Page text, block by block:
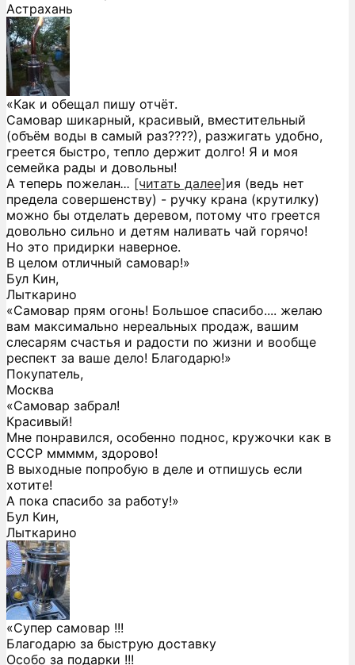
Астрахань
«Как и обещал пишу отчёт.
Самовар шикарный, красивый, вместительный
(объём воды в самый раз????), разжигать удобно,
греется быстро, тепло держит долго! Я и моя
семейка рады и довольны!
А теперь пожелан... [читать далее]ия (ведь нет
предела совершенству) - ручку крана (крутилку)
можно бы отделать деревом, потому что греется
довольно сильно и детям наливать чай горячо!
Но это придирки наверное.
В целом отличный самовар!»
Бул Кин,
Лыткарино
«Самовар прям огонь! Большое спасибо.... желаю
вам максимально нереальных продаж, вашим
слесарям счастья и радости по жизни и вообще
респект за ваше дело! Благодарю!»
Покупатель,
Москва
«Самовар забрал!
Красивый!
Мне понравился, особенно поднос, кружочки как в
СССР ммммм, здорово!
В выходные попробую в деле и отпишусь если
хотите!
А пока спасибо за работу!»
Бул Кин,
Лыткарино
«Супер самовар !!!
Благодарю за быструю доставку
Особо за подарки !!!